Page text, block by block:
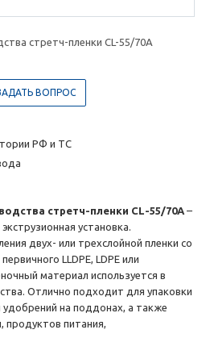
стретч-пленки CL-55/70A
ВОПРОС
РФ и ТС
стретч-пленки CL-55/70A –
установка.
двух- или трехслойной пленки со
LLDPE, LDPE или
материал используется в
Отлично подходит для упаковки
на поддонах, а также
продуктов питания,